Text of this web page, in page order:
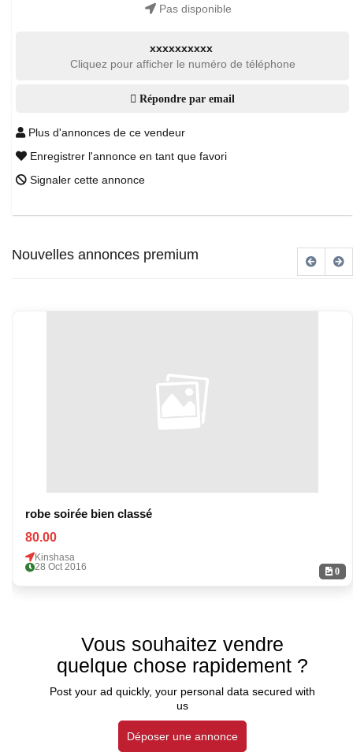
Pas disponible
xxxxxxxxxx
Cliquez pour afficher le numéro de téléphone
Répondre par email
Plus d'annonces de ce vendeur
Enregistrer l'annonce en tant que favori
Signaler cette annonce
Nouvelles annonces premium
0
robe soirée bien classé
80.00
Kinshasa
28 Oct 2016
Vous souhaitez vendre
quelque chose rapidement ?
Post your ad quickly, your personal data secured with
us
Déposer une annonce